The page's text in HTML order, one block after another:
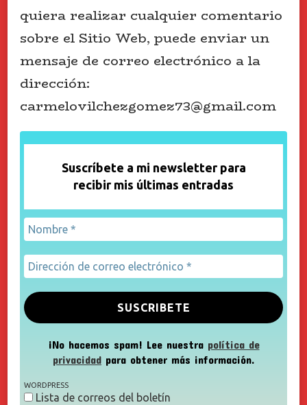
quiera realizar cualquier comentario
sobre el Sitio Web, puede enviar un
mensaje de correo electrónico a la
dirección:
carmelovilchezgomez73@gmail.com
Suscríbete a mi newsletter para
recibir mis últimas entradas
¡No hacemos spam! Lee nuestra política de
privacidad para obtener más información.
WORDPRESS
Lista de correos del boletín